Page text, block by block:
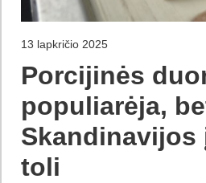
13 lapkričio 2025
Porcijinės
populiarėja,
Skandinavijos
toli